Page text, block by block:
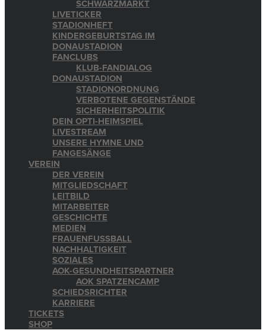
SCHWARZMARKT
LIVETICKER
STADIONHEFT
KINDERGEBURTSTAG IM
DONAUSTADION
FANCLUBS
KLUB-FANDIALOG
DONAUSTADION
STADIONORDNUNG
VERBOTENE GEGENSTÄNDE
SICHERHEITSPOLITIK
DEIN OPTI-HEIMSPIEL
LIVESTREAM
UNSERE HYMNE UND
FANGESÄNGE
VEREIN
DER VEREIN
MITGLIEDSCHAFT
LEITBILD
MITARBEITER
GESCHICHTE
MEDIEN
FRAUENFUSSBALL
NACHHALTIGKEIT
SOZIALES
AOK-GESUNDHEITSPARTNER
AOK SPATZENCAMP
SCHIEDSRICHTER
KARRIERE
TICKETS
SHOP